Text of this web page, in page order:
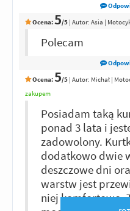
Ocena:5/5 | Autor: Asia |
Polecam
Ocena:5/5 | Autor: Michał |
zakupem
Posiadam taką
ponad 3 lata i
zadowolony.
dodatkowo dwie
deszczowe dni
warstw jest
niej komfortowo.